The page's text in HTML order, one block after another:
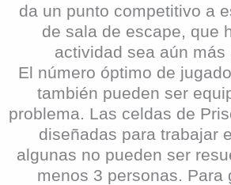
da un punto competitivo a
de sala de escape, que
actividad sea aún más
El número óptimo de
también pueden ser
problema. Las celdas de
diseñadas para trabajar
algunas no pueden ser
menos 3 personas. Para